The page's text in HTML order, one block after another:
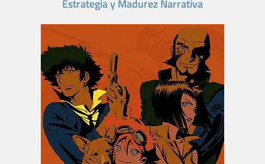
Estrategia y Madurez Narrativa